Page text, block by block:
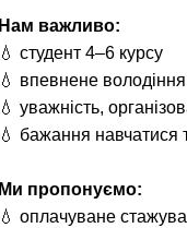
Нам важливо:
💧 студент 4–6 курсу
💧 впевнене
💧 уважність,
💧 бажання навчатися
Ми пропонуємо:
💧 оплачуване